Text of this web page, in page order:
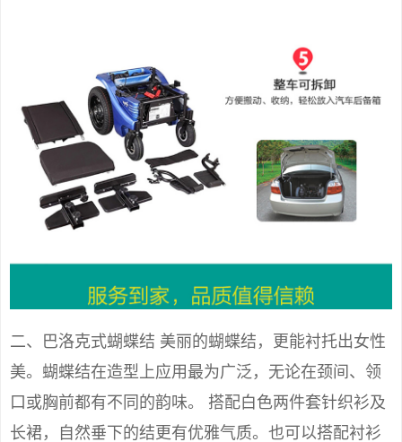
二、巴洛克式蝴蝶结 美丽的蝴蝶结，更能衬托出女性
美。蝴蝶结在造型上应用最为广泛，无论在颈间、领
口或胸前都有不同的韵味。 搭配白色两件套针织衫及
长裙，自然垂下的结更有优雅气质。也可以搭配衬衫